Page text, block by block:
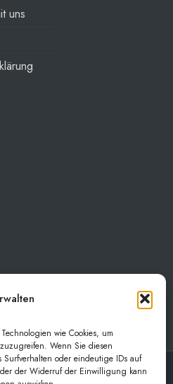
wie Cookies, um
Wenn Sie diesen
oder eindeutige IDs auf
der Widerruf der Einwilligung kann
uns